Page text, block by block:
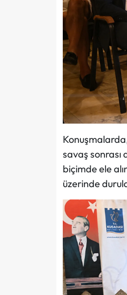
savaş sonrası
biçimde ele
üzerinde